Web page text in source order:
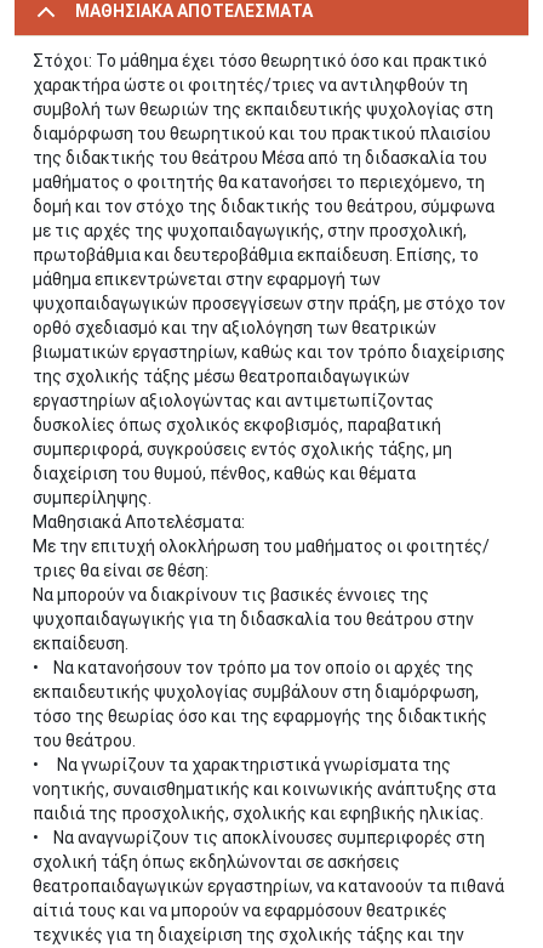
ΜΑΘΗΣΙΑΚΑ ΑΠΟΤΕΛΕΣΜΑΤΑ
Στόχοι: Το μάθημα έχει τόσο θεωρητικό όσο και πρακτικό
χαρακτήρα ώστε οι φοιτητές/τριες να αντιληφθούν τη
συμβολή των θεωριών της εκπαιδευτικής ψυχολογίας στη
διαμόρφωση του θεωρητικού και του πρακτικού πλαισίου
της διδακτικής του θεάτρου Μέσα από τη διδασκαλία του
μαθήματος ο φοιτητής θα κατανοήσει το περιεχόμενο, τη
δομή και τον στόχο της διδακτικής του θεάτρου, σύμφωνα
με τις αρχές της ψυχοπαιδαγωγικής, στην προσχολική,
πρωτοβάθμια και δευτεροβάθμια εκπαίδευση. Επίσης, το
μάθημα επικεντρώνεται στην εφαρμογή των
ψυχοπαιδαγωγικών προσεγγίσεων στην πράξη, με στόχο τον
ορθό σχεδιασμό και την αξιολόγηση των θεατρικών
βιωματικών εργαστηρίων, καθώς και τον τρόπο διαχείρισης
της σχολικής τάξης μέσω θεατροπαιδαγωγικών
εργαστηρίων αξιολογώντας και αντιμετωπίζοντας
δυσκολίες όπως σχολικός εκφοβισμός, παραβατική
συμπεριφορά, συγκρούσεις εντός σχολικής τάξης, μη
διαχείριση του θυμού, πένθος, καθώς και θέματα
συμπερίληψης.
Μαθησιακά Αποτελέσματα:
Με την επιτυχή ολοκλήρωση του μαθήματος οι φοιτητές/
τριες θα είναι σε θέση:
Να μπορούν να διακρίνουν τις βασικές έννοιες της
ψυχοπαιδαγωγικής για τη διδασκαλία του θεάτρου στην
εκπαίδευση.
• Να κατανοήσουν τον τρόπο μα τον οποίο οι αρχές της
εκπαιδευτικής ψυχολογίας συμβάλουν στη διαμόρφωση,
τόσο της θεωρίας όσο και της εφαρμογής της διδακτικής
του θεάτρου.
• Να γνωρίζουν τα χαρακτηριστικά γνωρίσματα της
νοητικής, συναισθηματικής και κοινωνικής ανάπτυξης στα
παιδιά της προσχολικής, σχολικής και εφηβικής ηλικίας.
• Να αναγνωρίζουν τις αποκλίνουσες συμπεριφορές στη
σχολική τάξη όπως εκδηλώνονται σε ασκήσεις
θεατροπαιδαγωγικών εργαστηρίων, να κατανοούν τα πιθανά
αίτιά τους και να μπορούν να εφαρμόσουν θεατρικές
τεχνικές για τη διαχείριση της σχολικής τάξης και την